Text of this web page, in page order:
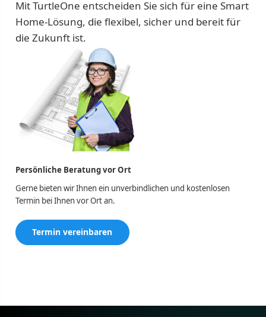
Mit TurtleOne entscheiden Sie sich für eine Smart
Home-Lösung, die flexibel, sicher und bereit für
die Zukunft ist.
Persönliche Beratung vor Ort
Gerne bieten wir Ihnen ein unverbindlichen und kostenlosen
Termin bei Ihnen vor Ort an.
Termin vereinbaren